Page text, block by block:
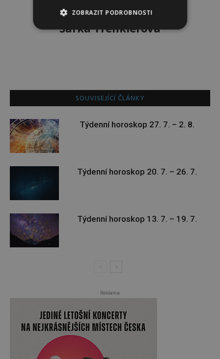
Šárka Trenklerová
SOUVISEJÍCÍ ČLÁNKY
Týdenní horoskop 27. 7. – 2. 8.
Týdenní horoskop 20. 7. – 26. 7.
Týdenní horoskop 13. 7. – 19. 7.
Reklama
ZOBRAZIT PODROBNOSTI